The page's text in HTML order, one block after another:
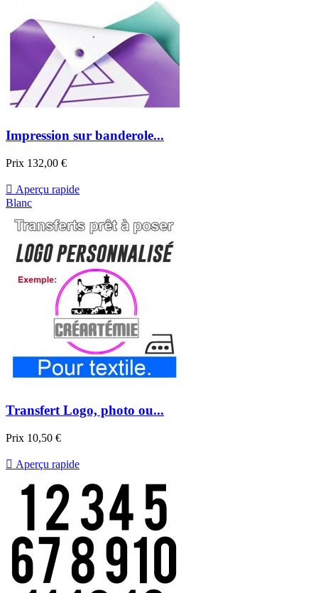
Impression sur banderole...
Prix 132,00 €
 Aperçu rapide
Blanc
Transfert Logo, photo ou...
Prix 10,50 €
 Aperçu rapide